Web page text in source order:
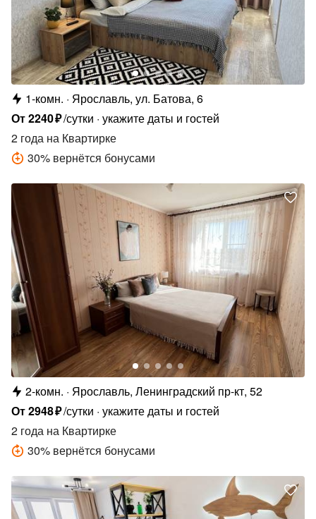
1-комн.
Ярославль, ул. Батова, 6
От2240₽/сутки укажите даты и гостей
2 года на Квартирке
30% вернётся бонусами
2-комн.
Ярославль, Ленинградский пр-кт, 52
От2948₽/сутки укажите даты и гостей
2 года на Квартирке
30% вернётся бонусами